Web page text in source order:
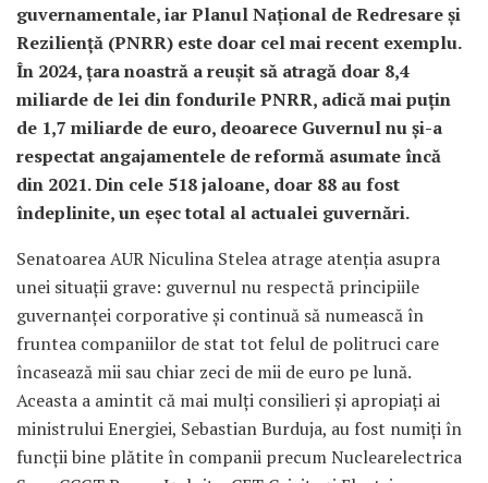
guvernamentale, iar Planul Național de Redresare și
Reziliență (PNRR) este doar cel mai recent exemplu.
În 2024, țara noastră a reușit să atragă doar 8,4
miliarde de lei din fondurile PNRR, adică mai puțin
de 1,7 miliarde de euro, deoarece Guvernul nu și-a
respectat angajamentele de reformă asumate încă
din 2021. Din cele 518 jaloane, doar 88 au fost
îndeplinite, un eșec total al actualei guvernări.
Senatoarea AUR Niculina Stelea atrage atenția asupra
unei situații grave: guvernul nu respectă principiile
guvernanţei corporative şi continuă să numească în
fruntea companiilor de stat tot felul de politruci care
încasează mii sau chiar zeci de mii de euro pe lună.
Aceasta a amintit că mai mulți consilieri și apropiați ai
ministrului Energiei, Sebastian Burduja, au fost numiți în
funcții bine plătite în companii precum Nuclearelectrica